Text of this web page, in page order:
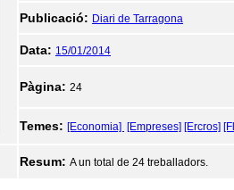
Publicació: Diari de Tarragona
Data: 15/01/2014
Pàgina: 24
Temes: [Economia] [Empreses] [Ercros]
Resum: A un total de 24 treballadors.